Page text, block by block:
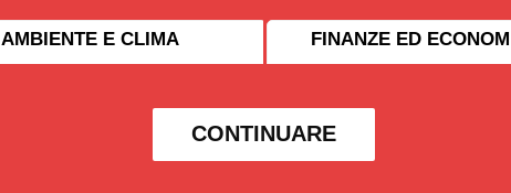
AMBIENTE E CLIMA FINANZE ED
CONTINUARE